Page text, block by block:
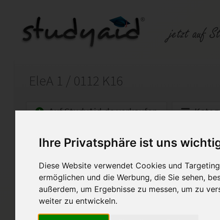
Ihre Privatsphäre ist uns
Diese Website verwendet Cookies und
ermöglichen und die Werbung, die Sie sehen,
außerdem, um Ergebnisse zu messen, um zu
weiter zu entwickeln.
EleA 1 / 0112 K16
Auf StudyAid.de verkaufen
Startseite Abitur und Hochschule
Elektrizitätslehre
Diese von mir selbst
(100%) bewertet und dient
direkte kopieren untersagt